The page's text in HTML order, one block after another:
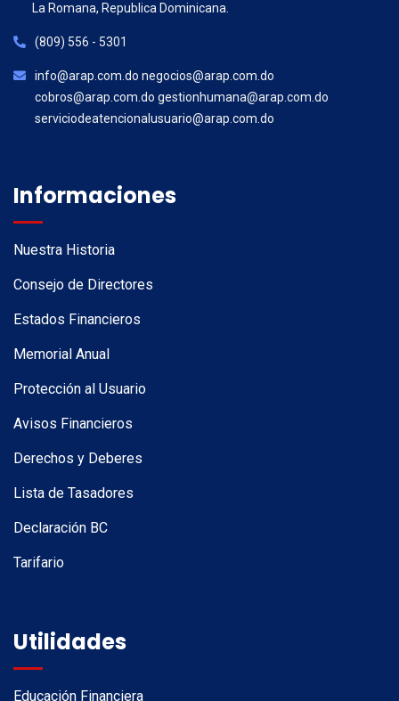
La Romana, Republica Dominicana.
(809) 556 - 5301
info@arap.com.do negocios@arap.com.do
cobros@arap.com.do gestionhumana@arap.com.do
serviciodeatencionalusuario@arap.com.do
Informaciones
Nuestra Historia
Consejo de Directores
Estados Financieros
Memorial Anual
Protección al Usuario
Avisos Financieros
Derechos y Deberes
Lista de Tasadores
Declaración BC
Tarifario
Utilidades
Educación Financiera